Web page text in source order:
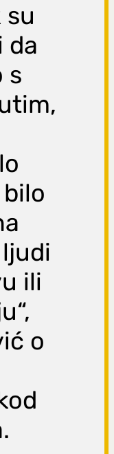
su
da
s
ili
o